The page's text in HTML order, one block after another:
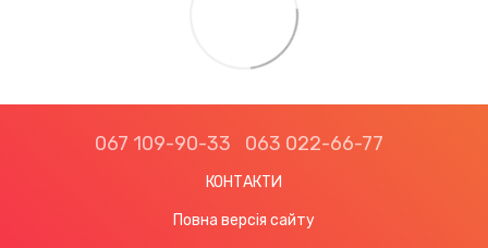
067 109-90-33 063 022-66-77
КОНТАКТИ
Повна версія сайту